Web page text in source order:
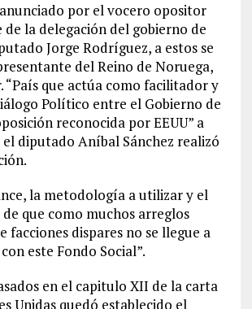
por el vocero opositor
de la delegación del gobierno de
Jorge Rodríguez, a estos se
del Reino de Noruega,
“País que actúa como facilitador y
Político entre el Gobierno de
reconocida por EEUU” a
diputado Aníbal Sánchez realizó
la metodología a utilizar y el
que como muchos arreglos
facciones dispares no se llegue a
este Fondo Social”.
en el capitulo XII de la carta
Unidas quedó establecido el